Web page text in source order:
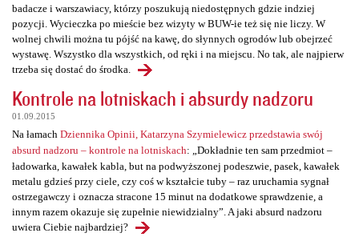
badacze i warszawiacy, którzy poszukują niedostępnych gdzie indziej
pozycji. Wycieczka po mieście bez wizyty w BUW-ie też się nie liczy. W
wolnej chwili można tu pójść na kawę, do słynnych ogrodów lub obejrzeć
wystawę. Wszystko dla wszystkich, od ręki i na miejscu. No tak, ale najpierw
trzeba się dostać do środka.
Kontrole na lotniskach i absurdy nadzoru
01.09.2015
Na łamach Dziennika Opinii, Katarzyna Szymielewicz przedstawia swój
absurd nadzoru – kontrole na lotniskach: „Dokładnie ten sam przedmiot –
ładowarka, kawałek kabla, but na podwyższonej podeszwie, pasek, kawałek
metalu gdzieś przy ciele, czy coś w kształcie tuby – raz uruchamia sygnał
ostrzegawczy i oznacza stracone 15 minut na dodatkowe sprawdzenie, a
innym razem okazuje się zupełnie niewidzialny”. A jaki absurd nadzoru
uwiera Ciebie najbardziej?